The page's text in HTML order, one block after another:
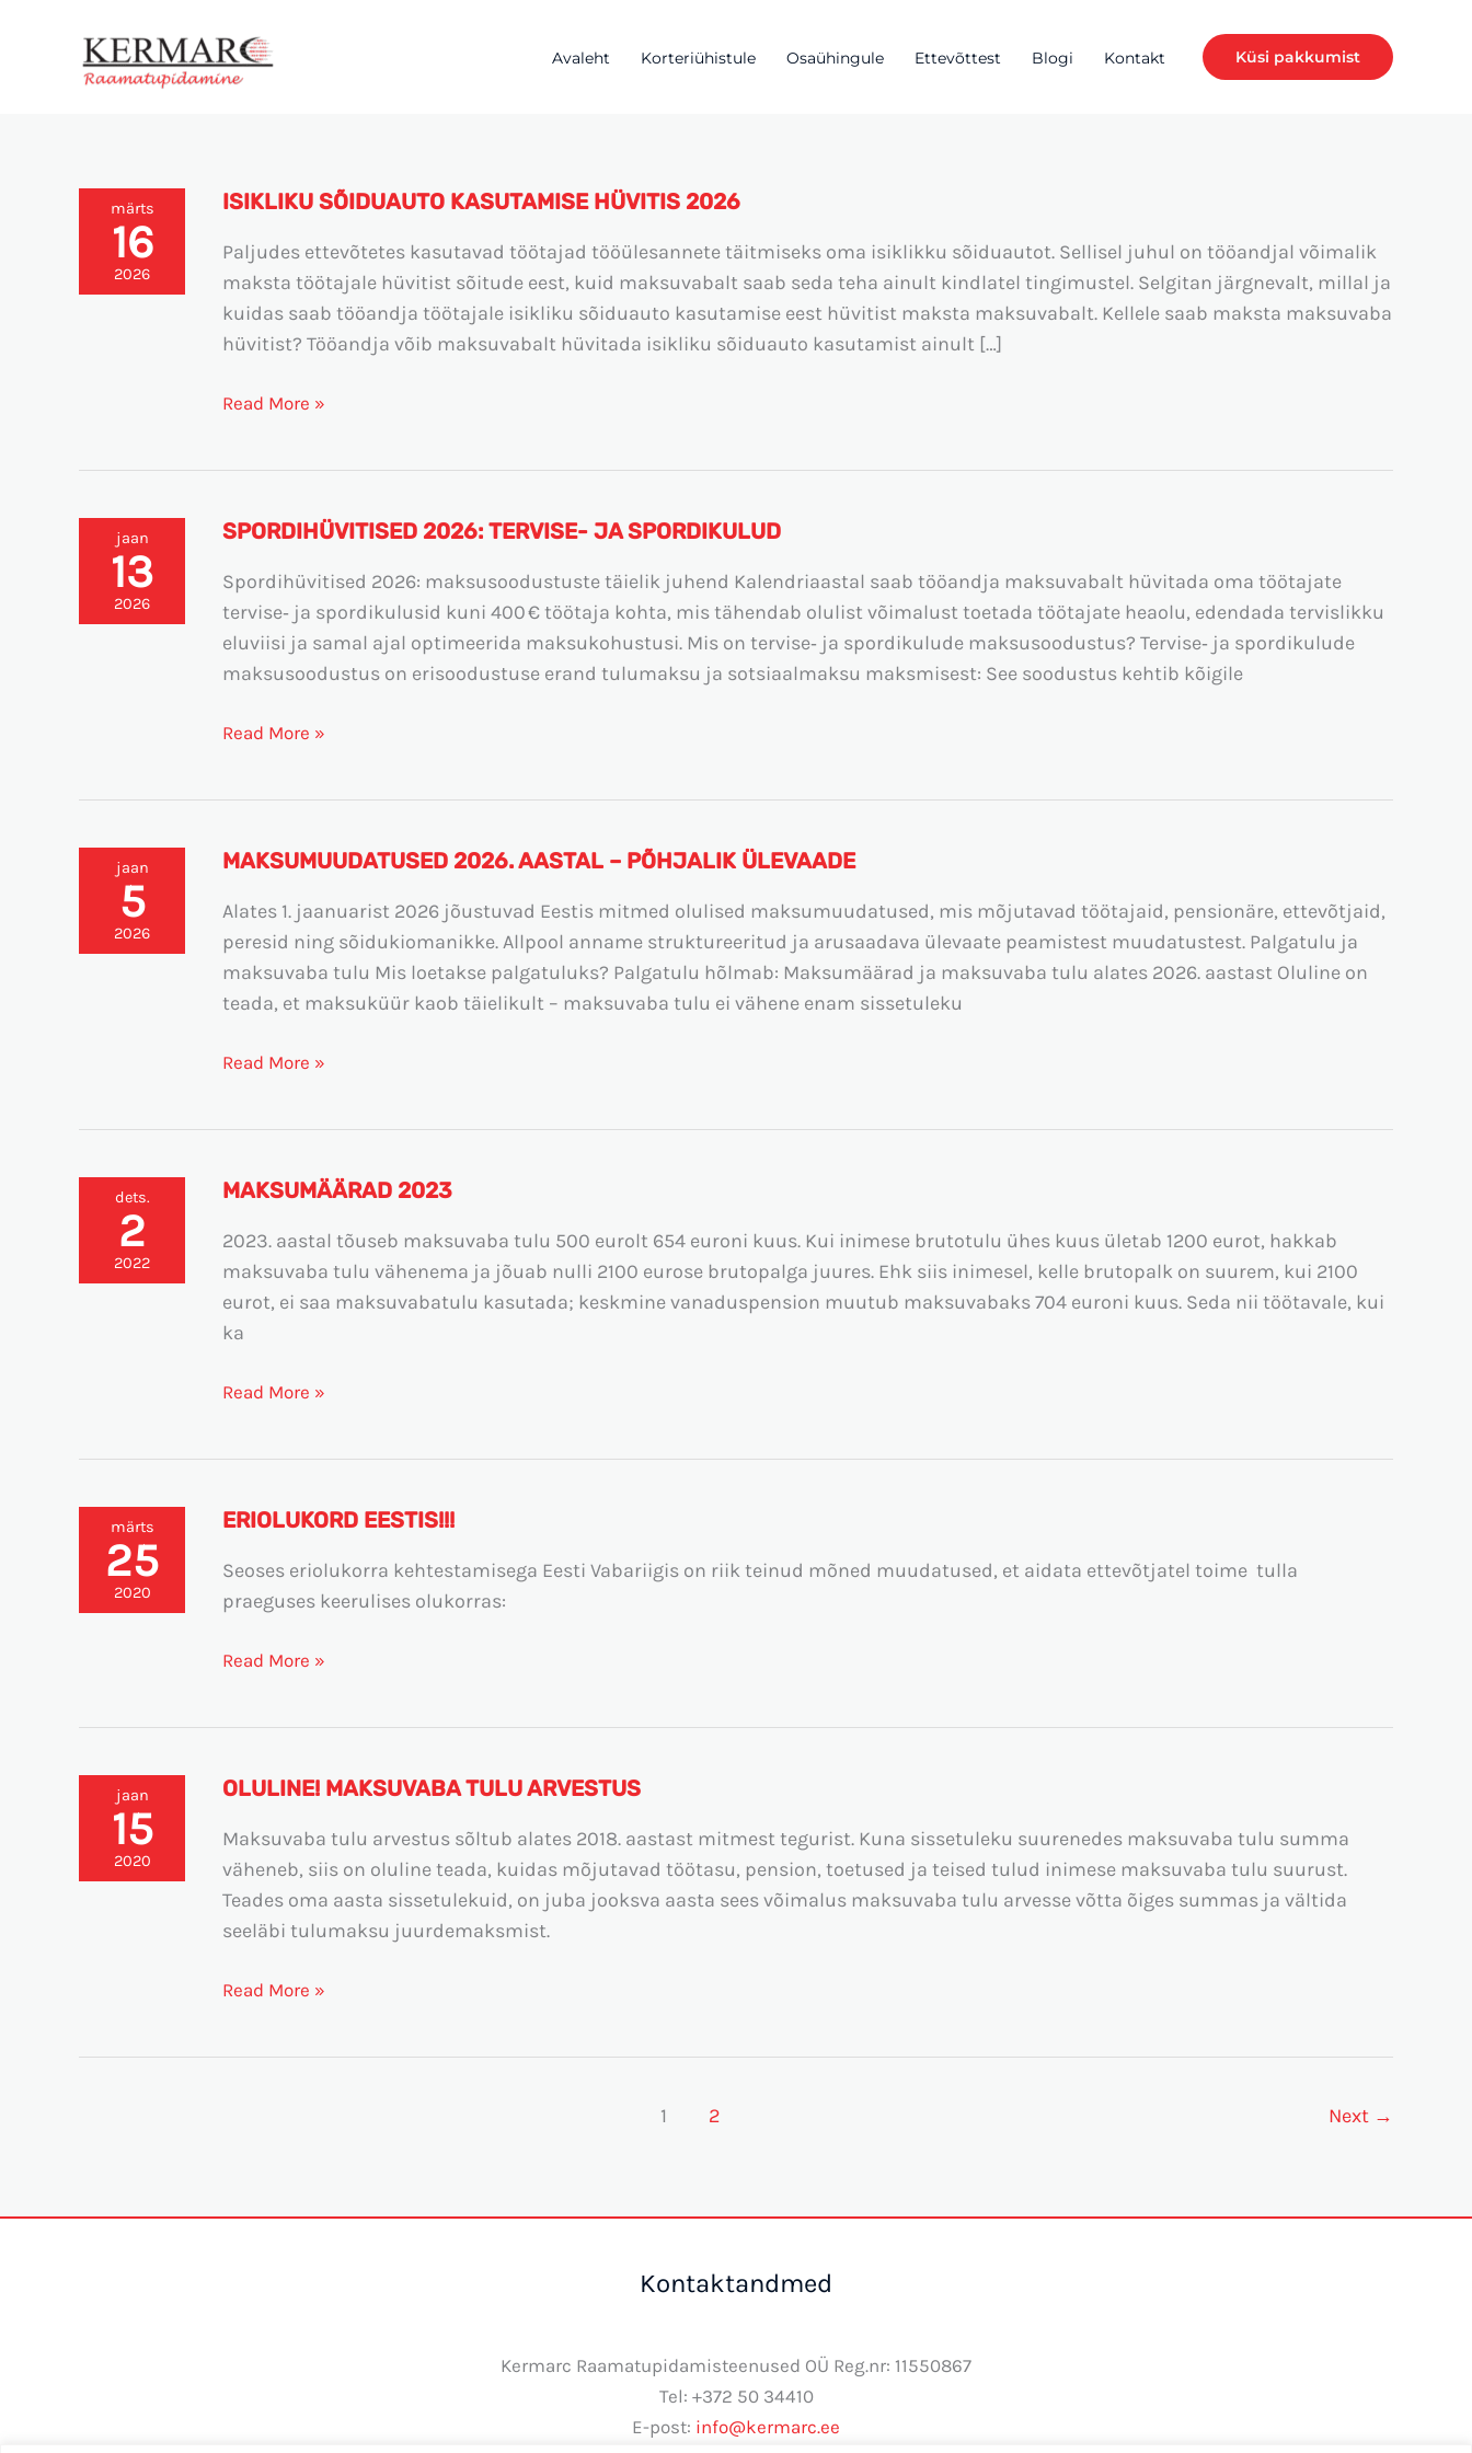
Avaleht Korteriühistule Osaühingule Ettevõttest Blogi Kontakt Küsi pakkumist
märts
16
2026
ISIKLIKU SÕIDUAUTO KASUTAMISE HÜVITIS 2026
Paljudes ettevõtetes kasutavad töötajad tööülesannete täitmiseks oma isiklikku sõiduautot. Sellisel juhul on tööandjal võimalik
maksta töötajale hüvitist sõitude eest, kuid maksuvabalt saab seda teha ainult kindlatel tingimustel. Selgitan järgnevalt, millal ja
kuidas saab tööandja töötajale isikliku sõiduauto kasutamise eest hüvitist maksta maksuvabalt. Kellele saab maksta maksuvaba
hüvitist? Tööandja võib maksuvabalt hüvitada isikliku sõiduauto kasutamist ainult […]
Isikliku
kasutamise
hüvitis
2026
Read More »
jaan
13
2026
SPORDIHÜVITISED 2026: TERVISE- JA SPORDIKULUD
Spordihüvitised 2026: maksusoodustuste täielik juhend Kalendriaastal saab tööandja maksuvabalt hüvitada oma töötajate
tervise‑ ja spordikulusid kuni 400 € töötaja kohta, mis tähendab olulist võimalust toetada töötajate heaolu, edendada tervislikku
eluviisi ja samal ajal optimeerida maksukohustusi. Mis on tervise‑ ja spordikulude maksusoodustus? Tervise‑ ja spordikulude
maksusoodustus on erisoodustuse erand tulumaksu ja sotsiaalmaksu maksmisest: See soodustus kehtib kõigile
Spordihüvitised
Tervise-
ja
spordikulud
Read More »
jaan
5
2026
MAKSUMUUDATUSED 2026. AASTAL – PÕHJALIK ÜLEVAADE
Alates 1. jaanuarist 2026 jõustuvad Eestis mitmed olulised maksumuudatused, mis mõjutavad töötajaid, pensionäre, ettevõtjaid,
peresid ning sõidukiomanikke. Allpool anname struktureeritud ja arusaadava ülevaate peamistest muudatustest. Palgatulu ja
maksuvaba tulu Mis loetakse palgatuluks? Palgatulu hõlmab: Maksumäärad ja maksuvaba tulu alates 2026. aastast Oluline on
teada, et maksuküür kaob täielikult – maksuvaba tulu ei vähene enam sissetuleku
Maksumuudatused
aastal
–
põhjalik
ülevaade
Read More »
dets.
2
2022
MAKSUMÄÄRAD 2023
2023. aastal tõuseb maksuvaba tulu 500 eurolt 654 euroni kuus. Kui inimese brutotulu ühes kuus ületab 1200 eurot, hakkab
maksuvaba tulu vähenema ja jõuab nulli 2100 eurose brutopalga juures. Ehk siis inimesel, kelle brutopalk on suurem, kui 2100
eurot, ei saa maksuvabatulu kasutada; keskmine vanaduspension muutub maksuvabaks 704 euroni kuus. Seda nii töötavale, kui
ka
Maksumäärad
Read More »
märts
25
2020
ERIOLUKORD EESTIS!!!
Seoses eriolukorra kehtestamisega Eesti Vabariigis on riik teinud mõned muudatused, et aidata ettevõtjatel toime tulla
praeguses keerulises olukorras:
Eriolukord
Read More »
jaan
15
2020
OLULINE! MAKSUVABA TULU ARVESTUS
Maksuvaba tulu arvestus sõltub alates 2018. aastast mitmest tegurist. Kuna sissetuleku suurenedes maksuvaba tulu summa
väheneb, siis on oluline teada, kuidas mõjutavad töötasu, pension, toetused ja teised tulud inimese maksuvaba tulu suurust.
Teades oma aasta sissetulekuid, on juba jooksva aasta sees võimalus maksuvaba tulu arvesse võtta õiges summas ja vältida
seeläbi tulumaksu juurdemaksmist.
Oluline!
tulu
arvestus
Read More »
1 2 Next →
Kontaktandmed
Kermarc Raamatupidamisteenused OÜ Reg.nr: 11550867
Tel: +372 50 34410
E-post: info@kermarc.ee